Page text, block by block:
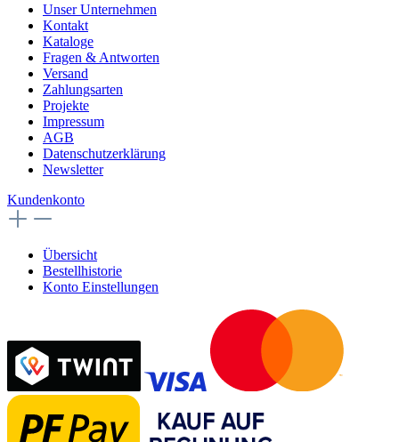
Unser Unternehmen
Kontakt
Kataloge
Fragen & Antworten
Versand
Zahlungsarten
Projekte
Impressum
AGB
Datenschutzerklärung
Newsletter
Kundenkonto
Übersicht
Bestellhistorie
Konto Einstellungen